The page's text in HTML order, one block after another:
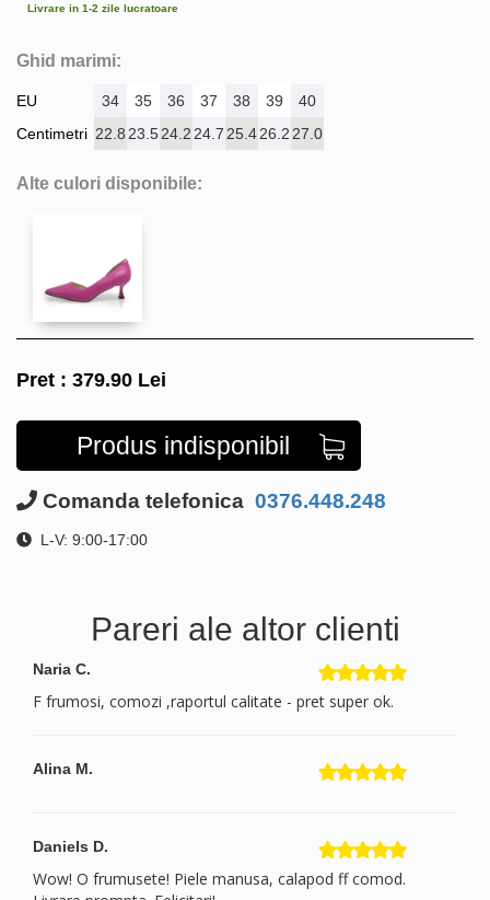
Livrare in 1-2 zile lucratoare
Ghid marimi:
EU
Centimetri
34 35 36 37 38 39
40
22.8 23.524.2 24.7 25.426.2 27.0
Alte culori disponibile:
Pret : 379.90 Lei
Produs indisponibil
Comanda telefonica 0376.448.248
L-V: 9:00-17:00
Pareri ale altor clienti
Naria C.
F frumosi, comozi ,raportul calitate - pret super ok.
Alina M.
Daniels D.
Wow! O frumusete! Piele manusa, calapod ff comod.